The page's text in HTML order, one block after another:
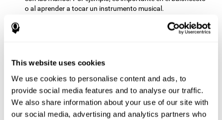
This website uses cookies
We use cookies to personalise content and ads, to
provide social media features and to analyse our traffic.
We also share information about your use of our site with
our social media, advertising and analytics partners who
o al aprender a tocar un instrumento musical.
Según avancemos en la dificultad del
juego, más complejas serán las trabas que se nos presenten.
otras cosas. El esfuerzo que generamos al realizar estos
cambios durante el juego puede ayudarnos a estimular
nuestra flexibilidad cognitiva. Mejorar esta capacidad
cognitiva es importante para adaptarnos correctamente a
los cambios de nuestro entorno. En muchos deportes y otras
actividades cotidianas, tendremos que adaptarnos al